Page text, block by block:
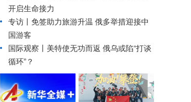
开启生命接力
专访丨免签助力旅游升温 俄多举措迎接中
国游客
国际观察丨 美特使无功而返 俄乌或陷“打谈
循环”？